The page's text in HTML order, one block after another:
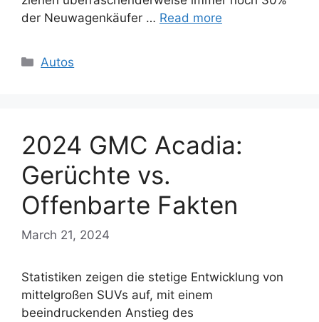
der Neuwagenkäufer … Read more
Categories
Autos
2024 GMC Acadia:
Gerüchte vs.
Offenbarte Fakten
March 21, 2024
Statistiken zeigen die stetige Entwicklung von
mittelgroßen SUVs auf, mit einem
beeindruckenden Anstieg des